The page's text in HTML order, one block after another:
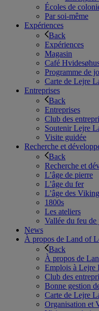
Écoles de
Par soi-même
Expériences
Back
Expériences
Magasin
Café
Programme de
Carte de Lejre
Entreprises
Back
Entreprises
Club des
Soutenir Lejre
Visite guidée
Recherche et
Back
Recherche et
L’âge de pierre
L’âge du fer
L’âge des
1800s
Les ateliers
Vallée du feu de
News
À propos de Land of
Back
À propos de
Emplois à Lejre
Club des
Bonne gestion
Carte de Lejre
Organisation et